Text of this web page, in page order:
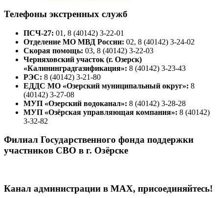
Телефоны экстренных служб
ПСЧ-27: 01, 8 (40142) 3-22-01
Отделение МО МВД России: 02, 8 (40142) 3-24-02
Скорая помощь: 03, 8 (40142) 3-22-03
Черняховский участок (г. Озерск)
«Калининградгазификация»: 8 (40142) 3-23-43
РЭС: 8 (40142) 3-21-80
ЕДДС МО «Озерский муниципальный округ»: 8
(40142) 3-27-08
МУП «Озерский водоканал»: 8 (40142) 3-28-28
МУП «Озёрская управляющая компания»: 8 (40142)
3-32-82
Филиал Государственного фонда поддержки
участников СВО в г. Озёрске
Канал администрации в МАХ, присоединяйтесь!